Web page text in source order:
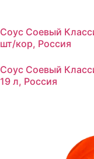
Соус Соевый
шт/кор, Россия
Соус Соевый
19 л, Россия